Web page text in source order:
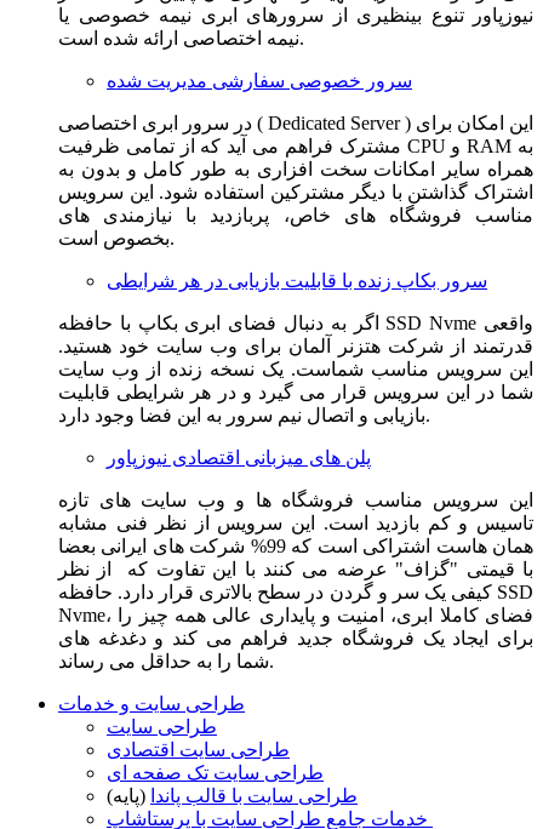
نیوزپاور تنوع بینظیری از سرورهای ابری نیمه خصوصی یا
نیمه اختصاصی ارائه شده است.
سرور خصوصی سفارشی مدیریت شده
در سرور ابری اختصاصی ( Dedicated Server ) این امکان برای
مشترک فراهم می آید که از تمامی ظرفیت CPU و RAM به
همراه سایر امکانات سخت افزاری به طور کامل و بدون به
اشتراک گذاشتن با دیگر مشترکین استفاده شود. این سرویس
مناسب فروشگاه های خاص، پربازدید با نیازمندی های
بخصوص است.
سرور بکاپ زنده با قابلیت بازیابی در هر شرایطی
اگر به دنبال فضای ابری بکاپ با حافظه SSD Nvme واقعی
قدرتمند از شرکت هتزنر آلمان برای وب سایت خود هستید.
این سرویس مناسب شماست. یک نسخه زنده از وب سایت
شما در این سرویس قرار می گیرد و در هر شرایطی قابلیت
بازیابی و اتصال نیم سرور به این فضا وجود دارد.
پلن های میزبانی اقتصادی نیوزپاور
این سرویس مناسب فروشگاه ها و وب سایت های تازه
تاسیس و کم بازدید است. این سرویس از نظر فنی مشابه
همان هاست اشتراکی است که 99% شرکت های ایرانی بعضا
با قیمتی "گزاف" عرضه می کنند با این تفاوت که از نظر
کیفی یک سر و گردن در سطح بالاتری قرار دارد. حافظه SSD
Nvme، فضای کاملا ابری، امنیت و پایداری عالی همه چیز را
برای ایجاد یک فروشگاه جدید فراهم می کند و دغدغه های
شما را به حداقل می رساند.
طراحی سایت و خدمات
طراحی سایت
طراحی سایت اقتصادی
طراحی سایت تک صفحه ای
طراحی سایت با قالب پاندا (پایه)